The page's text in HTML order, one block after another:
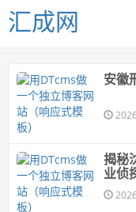
汇成网
安徽
揭秘
业侦